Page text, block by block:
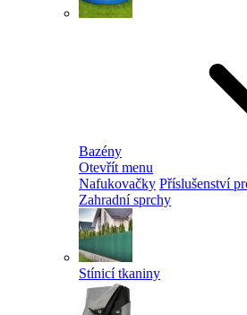
Bazény
Otevřít menu
Nafukovačky Příslušenství
Zahradní sprchy
Stínicí tkaniny